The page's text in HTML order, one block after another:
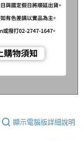
顯示電腦版詳細說明